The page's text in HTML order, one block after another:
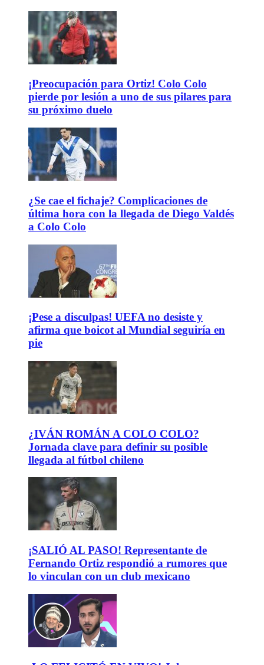
¡Preocupación para Ortiz! Colo Colo
pierde por lesión a uno de sus pilares para
su próximo duelo
¿Se cae el fichaje? Complicaciones de
última hora con la llegada de Diego Valdés
a Colo Colo
¡Pese a disculpas! UEFA no desiste y
afirma que boicot al Mundial seguiría en
pie
¿IVÁN ROMÁN A COLO COLO?
Jornada clave para definir su posible
llegada al fútbol chileno
¡SALIÓ AL PASO! Representante de
Fernando Ortiz respondió a rumores que
lo vinculan con un club mexicano